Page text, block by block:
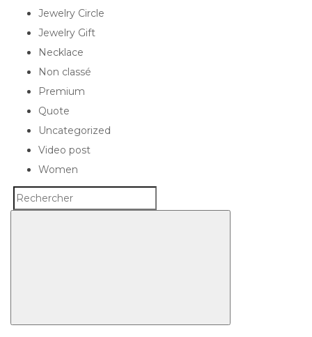
Jewelry Circle
Jewelry Gift
Necklace
Non classé
Premium
Quote
Uncategorized
Video post
Women
Search